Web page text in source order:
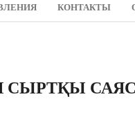
КОНТАКТЫ
СЫРТҚЫ